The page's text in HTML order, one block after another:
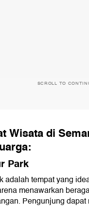
SCROLL TO
Wisata di
Park
adalah tempat yang
menawarkan
Pengunjung